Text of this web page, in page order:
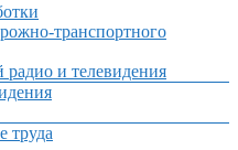
транспортного
и телевидения
труда